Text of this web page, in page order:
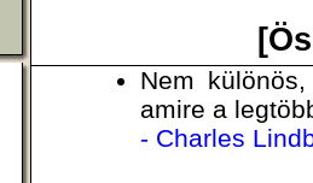
Nem
amire a
- Charles